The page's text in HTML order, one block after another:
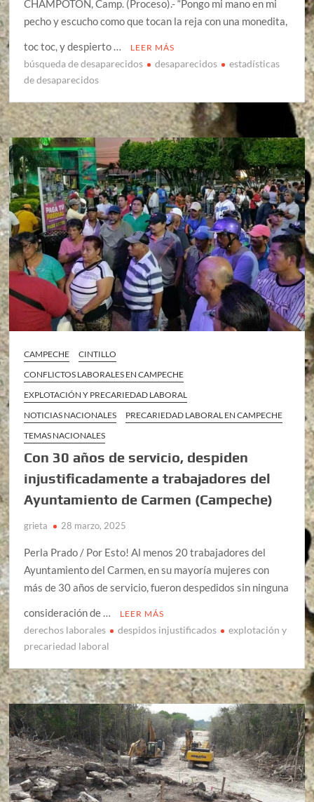
CHAMPOTÓN, Camp. (Proceso).- “Pongo mi mano en mi
pecho y escucho como que tocan la reja con una monedita,
toc toc, y despierto …
LEER MÁS
búsqueda de desaparecidos desaparecidos
estadísticas
de desaparecidos
CAMPECHE
CINTILLO
CONFLICTOS LABORALES EN CAMPECHE
EXPLOTACIÓN Y PRECARIEDAD LABORAL
NOTICIAS NACIONALES
PRECARIEDAD LABORAL EN CAMPECHE
TEMAS NACIONALES
Con 30 años de servicio, despiden
injustificadamente a trabajadores del
Ayuntamiento de Carmen (Campeche)
grieta 28 marzo, 2025
Perla Prado / Por Esto! Al menos 20 trabajadores del
Ayuntamiento del Carmen, en su mayoría mujeres con
más de 30 años de servicio, fueron despedidos sin ninguna
consideración de …
LEER MÁS
derechos laborales despidos injustificados
explotación y
precariedad laboral